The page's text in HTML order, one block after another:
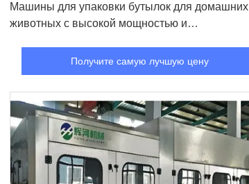
Машины для упаковки бутылок для домашних
животных с высокой мощностью и
Получите самую лучшую цену